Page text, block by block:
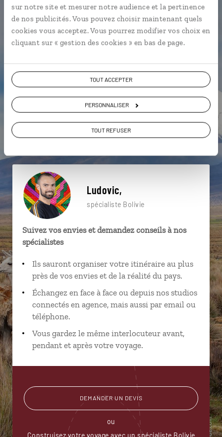
sur notre site et mesurer notre audience et la pertinence
de nos publicités. Vous pouvez choisir maintenant quels
cookies vous acceptez. Vous pourrez modifier vos choix en
cliquant sur « gestion des cookies » en bas de page.
TOUT ACCEPTER
PERSONNALISER
TOUT REFUSER
Une envie de voyage
particulière ?
Cerro Rico
Aguas Calientes Andes
Désert de Siloli La Paz Andes
Ludovic,
spécialiste Bolivie
Suivez vos envies et demandez conseils à nos
spécialistes
Ils sauront organiser votre itinéraire au plus
près de vos envies et de la réalité du pays.
Échangez en face à face ou depuis nos studios
connectés en agence, mais aussi par email ou
téléphone.
Vous gardez le même interlocuteur avant,
pendant et après votre voyage.
DEMANDER UN DEVIS
ou
Construisez votre voyage avec un spécialiste Bolivie